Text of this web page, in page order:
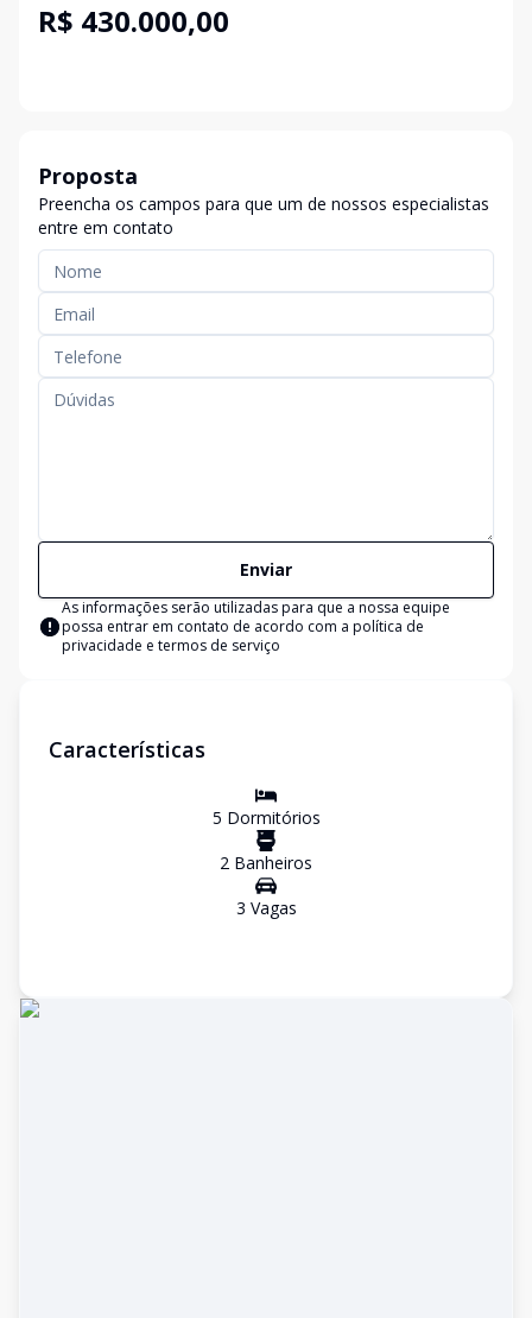
R$ 430.000,00
Proposta
Preencha os campos para que um de nossos especialistas
entre em contato
Enviar
As informações serão utilizadas para que a nossa equipe
possa entrar em contato de acordo com a política de
privacidade e termos de serviço
Características
5 Dormitórios
2 Banheiros
3 Vagas